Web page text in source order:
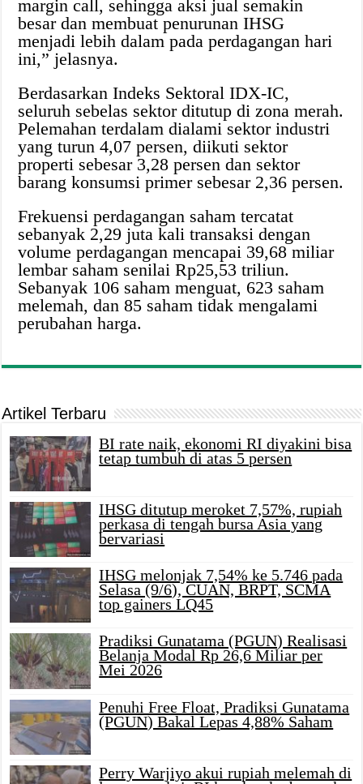
margin call, sehingga aksi jual semakin
besar dan membuat penurunan IHSG
menjadi lebih dalam pada perdagangan hari
ini,” jelasnya.
Berdasarkan Indeks Sektoral IDX-IC,
seluruh sebelas sektor ditutup di zona merah.
Pelemahan terdalam dialami sektor industri
yang turun 4,07 persen, diikuti sektor
properti sebesar 3,28 persen dan sektor
barang konsumsi primer sebesar 2,36 persen.
Frekuensi perdagangan saham tercatat
sebanyak 2,29 juta kali transaksi dengan
volume perdagangan mencapai 39,68 miliar
lembar saham senilai Rp25,53 triliun.
Sebanyak 106 saham menguat, 623 saham
melemah, dan 85 saham tidak mengalami
perubahan harga.
Artikel Terbaru
BI rate naik, ekonomi RI diyakini bisa
tetap tumbuh di atas 5 persen
IHSG ditutup meroket 7,57%, rupiah
perkasa di tengah bursa Asia yang
bervariasi
IHSG melonjak 7,54% ke 5.746 pada
Selasa (9/6), CUAN, BRPT, SCMA
top gainers LQ45
Pradiksi Gunatama (PGUN) Realisasi
Belanja Modal Rp 26,6 Miliar per
Mei 2026
Penuhi Free Float, Pradiksi Gunatama
(PGUN) Bakal Lepas 4,88% Saham
Perry Warjiyo akui rupiah melemah di